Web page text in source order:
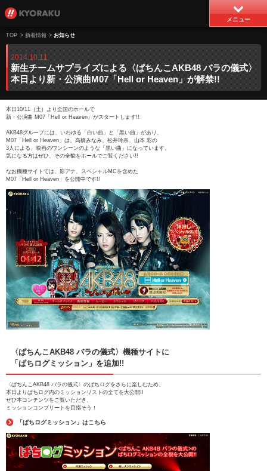
メニュー
TOP > 新着情報 > お知らせ
2014.10.11
新生チームサプライズによる〈ぱちんこAKB48 バラの儀式〉
本日より新・公演曲M07「Hell or Heaven」が解禁!!
本日10/11（土）より全国のホールで
新・公演曲 M07「Hell or Heaven」がスタートします!!
AKB48グループには、いわゆる「白い曲」と「黒い曲」があり、
M07「Hell or Heaven」は、高橋みなみ、松井玲奈、山本 彩の
3人による、映画のワンシーンのような「黒い曲」になっています。
気になる方はぜひ、その全貌をホールでご覧ください!!
なお機種サイトでは、影アナ、スペシャルMCを含めた
M07「Hell or Heaven」を公開中です!!
〈ぱちんこAKB48 バラの儀式〉機種サイトに
「ぱちログミッション」を追加!!
〈ぱちんこAKB48 バラの儀式〉のぱちログをさらに楽しむため、
本日よりぱちログ内のミッションリストの全てを大公開!!
ぜひ本コンテンツをご覧いただき、
ミッションコンプリートを目指そう！
「ぱちログミッション」はこちら